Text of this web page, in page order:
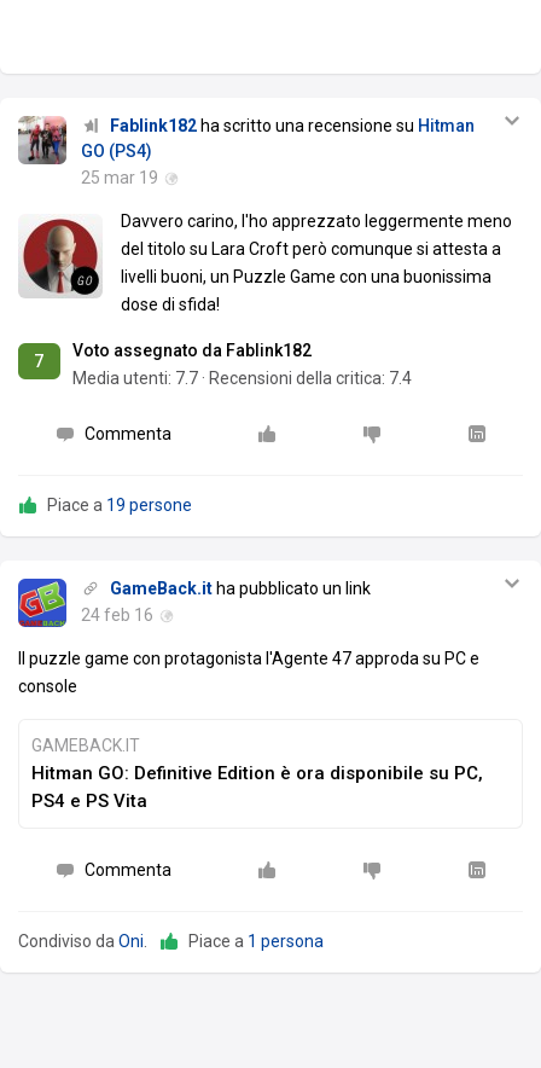
Fablink182 ha scritto una recensione su Hitman
GO (PS4)
25 mar 19
Davvero carino, l'ho apprezzato leggermente meno
del titolo su Lara Croft però comunque si attesta a
livelli buoni, un Puzzle Game con una buonissima
dose di sfida!
7
Voto assegnato da Fablink182
Media utenti: 7.7 · Recensioni della critica: 7.4
Commenta
Piace a 19 persone
GameBack.it ha pubblicato un link
24 feb 16
Il puzzle game con protagonista l'Agente 47 approda su PC e
console
GAMEBACK.IT
Hitman GO: Definitive Edition è ora disponibile su PC,
PS4 e PS Vita
Commenta
Condiviso da Oni Piace a 1 persona